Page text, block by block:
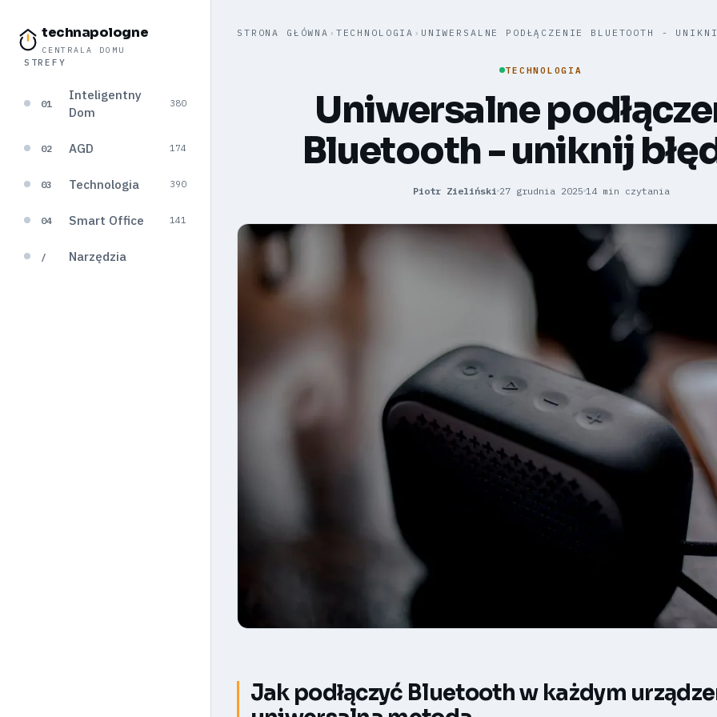
technapologne
CENTRALA DOMU
STREFY
01
Inteligentny
Dom
380
02 AGD 174
03 Technologia 390
04 Smart Office 141
/ Narzędzia
STRONA GŁÓWNA › TECHNOLOGIA › UNIWERSALNE PODŁĄCZENIE BLUETOOTH -
TECHNOLOGIA
Uniwersalne
Bluetooth - uniknij
Piotr Zieliński 27 grudnia 2025 14 min czytania
Jak podłączyć Bluetooth w każdym